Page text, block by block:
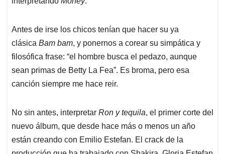
Antes de irse los chicos tenían que hacer su ya
clásica Bam bam, y ponernos a corear su simpática y
filosófica frase: “el hombre busca el pedazo, aunque
sean primas de Betty La Fea”. Es broma, pero esa
canción siempre me hace reir.
No sin antes, interpretar Ron y tequila, el primer corte del
nuevo álbum, que desde hace más o menos un año
están creando con Emilio Estefan. El crack de la